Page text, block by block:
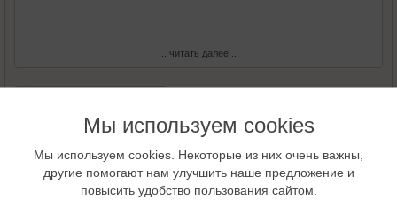
.. читать далее ..
Виртуальный гид
Мы используем cookies
Мы используем cookies. Некоторые из них очень важны,
другие помогают нам улучшить наше предложение и
повысить удобство пользования сайтом.